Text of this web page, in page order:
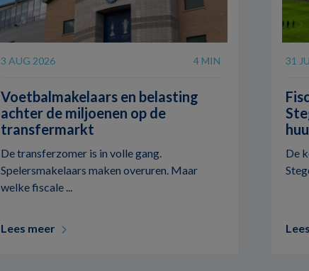
3 AUG 2026 4 MIN
Voetbalmakelaars en belasting
achter de miljoenen op de
transfermarkt
De transferzomer is in volle gang.
Spelersmakelaars maken overuren. Maar
welke fiscale ...
Lees meer
31
De